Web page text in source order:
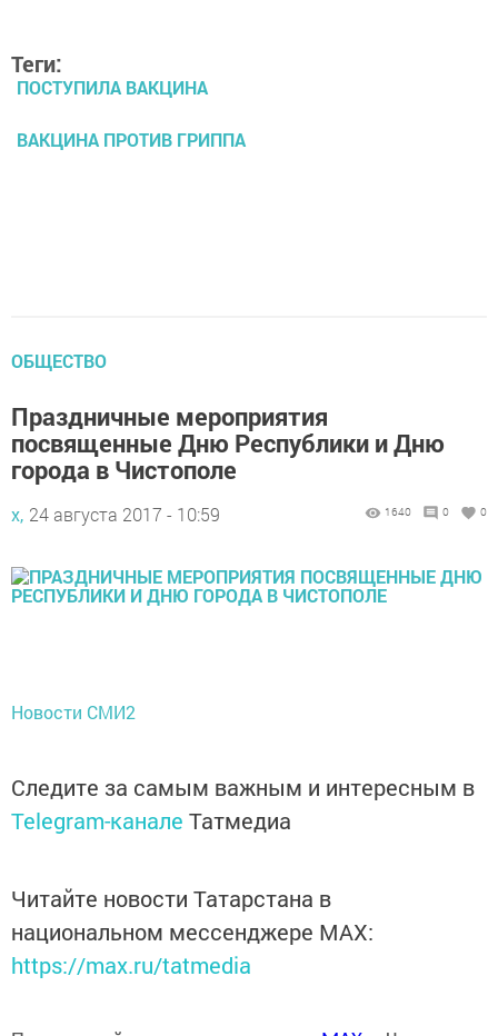
Теги:
ПОСТУПИЛА ВАКЦИНА
ВАКЦИНА ПРОТИВ ГРИППА
ОБЩЕСТВО
Праздничные мероприятия
посвященные Дню Республики и Дню
города в Чистополе
х, 24 августа 2017 - 10:59 1640 0 0
Новости СМИ2
Следите за самым важным и интересным в
Telegram-канале Татмедиа
Читайте новости Татарстана в
национальном мессенджере MАХ:
https://max.ru/tatmedia